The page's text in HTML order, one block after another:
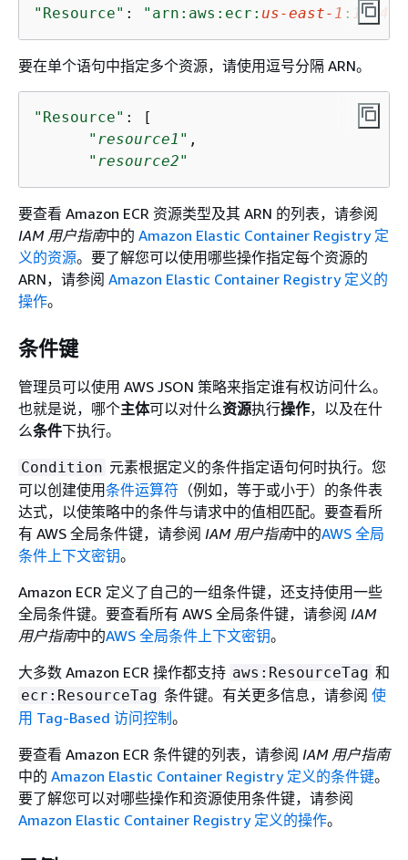
"Resource" : "arn:aws:ecr: us-east-1 :
要在单个语句中指定多个资源，请使用逗号分隔 ARN。
"Resource" : [
" resource1 " ,
" resource2"
要查看 Amazon ECR 资源类型及其 ARN 的列表，请参阅
IAM 用户指南中的 Amazon Elastic Container Registry 定
义的资源。要了解您可以使用哪些操作指定每个资源的
ARN，请参阅 Amazon Elastic Container Registry 定义的
操作。
条件键
管理员可以使用 AWS JSON 策略来指定谁有权访问什么。
也就是说，哪个主体可以对什么资源执行操作，以及在什
么条件下执行。
Condition 元素根据定义的条件指定语句何时执行。您
可以创建使用条件运算符 （例如，等于或小于）的条件表
达式，以使策略中的条件与请求中的值相匹配。要查看所
有 AWS 全局条件键，请参阅 IAM 用户指南中的AWS 全局
条件上下文密钥。
Amazon ECR 定义了自己的一组条件键，还支持使用一些
全局条件键。要查看所有 AWS 全局条件键，请参阅 IAM
用户指南中的AWS 全局条件上下文密钥。
大多数 Amazon ECR 操作都支持 aws:ResourceTag 和
ecr:ResourceTag 条件键。有关更多信息，请参阅 使
用 Tag-Based 访问控制。
要查看 Amazon ECR 条件键的列表，请参阅 IAM 用户指南
中的 Amazon Elastic Container Registry 定义的条件键。
要了解您可以对哪些操作和资源使用条件键，请参阅
Amazon Elastic Container Registry 定义的操作。